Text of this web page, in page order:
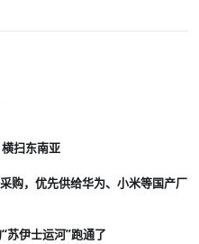
扫东南亚
购，优先供给华为、小米等国产厂
苏伊士运河”跑通了